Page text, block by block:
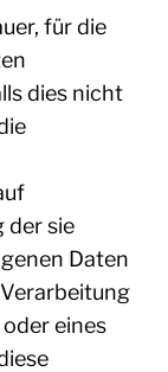
für die
dies nicht
der sie
Daten
eines